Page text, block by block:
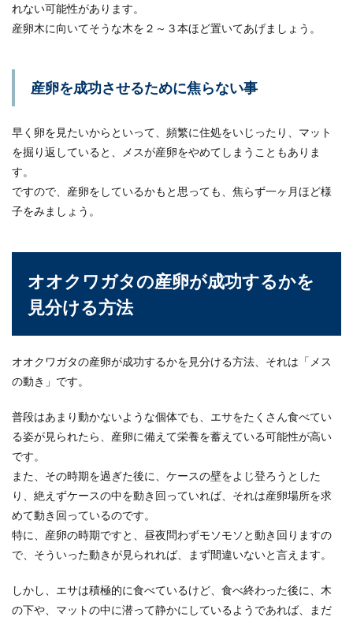
ただの気分転換ということではなく、日光浴には
とても大切な...
メダカの越冬で柿の葉が重宝されてい
メダカの屋外飼育で、注意したいのが冬の時期で
のため、冬眠に失敗してしまうケースも多いよう
しい治療方法について
療したらいい...
れない可能性があります。
産卵木に向いてそうな木を２～３本ほど置いてあげましょう。
産卵を成功させるために焦らない事
早く卵を見たいからといって、頻繁に住処をいじったり、マット
を掘り返していると、メスが産卵をやめてしまうこともありま
す。
ですので、産卵をしているかもと思っても、焦らず一ヶ月ほど様
子をみましょう。
オオクワガタの産卵が成功するかを
見分ける方法
オオクワガタの産卵が成功するかを見分ける方法、それは「メス
の動き」です。
普段はあまり動かないような個体でも、エサをたくさん食べてい
る姿が見られたら、産卵に備えて栄養を蓄えている可能性が高い
です。
また、その時期を過ぎた後に、ケースの壁をよじ登ろうとした
り、絶えずケースの中を動き回っていれば、それは産卵場所を求
めて動き回っているのです。
特に、産卵の時期ですと、昼夜問わずモソモソと動き回りますの
で、そういった動きが見られれば、まず間違いないと言えます。
しかし、エサは積極的に食べているけど、食べ終わった後に、木
の下や、マットの中に潜って静かにしているようであれば、まだ